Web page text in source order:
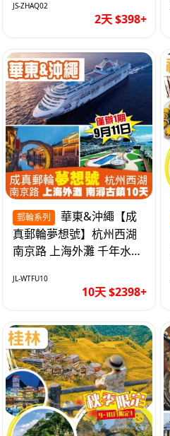
JS-ZHAQ02
2天 $398+
郵輪系列
真郵輪夢想號】杭州西湖
南京路 上海外灘 千年水鄉
自費10天
JL-WTFU10
10天 $2398+